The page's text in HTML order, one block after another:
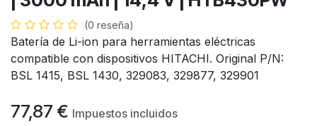
(0 reseña)
Batería de Li-ion para herramientas eléctricas
compatible con dispositivos HITACHI. Original P/N:
BSL 1415, BSL 1430, 329083, 329877, 329901
77,87 € Impuestos incluidos